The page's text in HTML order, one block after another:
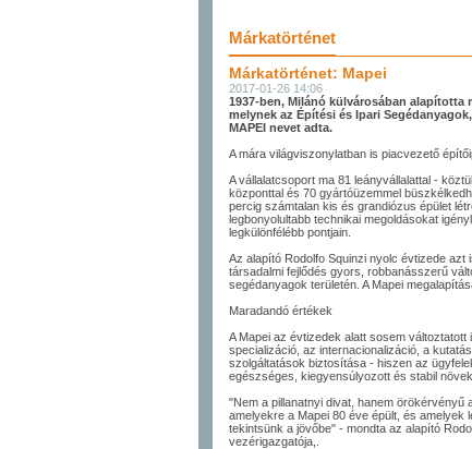
Márkatörténet
Márkatörténet: Mapei
2017-01-26 14:06
1937-ben, Milánó külvárosában
melynek az Építési és Ipari
MAPEI nevet adta.
A mára világviszonylatban is piacvezető
A vállalatcsoport ma 81 leányvállalattal -
központtal és 70 gyártóüzemmel
percig számtalan kis és grandiózus épület
legbonyolultabb technikai megoldásokat
legkülönfélébb pontjain.
Az alapító Rodolfo Squinzi nyolc évtizede azt
társadalmi fejlődés gyors, robbanásszerű
segédanyagok területén. A Mapei
Maradandó értékek
A Mapei az évtizedek alatt sosem
specializáció, az internacionalizáció, a
szolgáltatások biztosítása - hiszen az
egészséges, kiegyensúlyozott és stabil
"Nem a pillanatnyi divat, hanem örökérvényű
amelyekre a Mapei 80 éve épült, és
tekintsünk a jövőbe" - mondta az alapító
vezérigazgatója,.